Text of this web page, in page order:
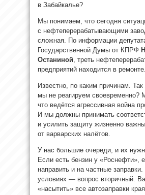
в Забайкалье?
Мы понимаем, что сегодня
с нефтеперерабатывающими
сложная. По информации
Государственной Думы от КПРФ
Останиной , треть
предприятий находится в ремонте.
Известно, по каким причинам.
мы не реагируем своевременно?
что ведётся агрессивная война
И мы должны принимать
и усилить защиту жизненно
от варварских налётов.
У нас большие очереди, и их
Если есть бензин у «Роснефти»,
направить и на частные заправки.
условиях — вопрос вторичный.
«насытить» все автозаправки